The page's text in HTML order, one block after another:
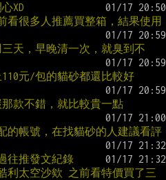
XD
很多人推薦買整箱，結果使用
天，早晚清一次，就臭到不
元/包的貓砂都還比較好
款不錯，就比較貴一點
的帳號，在找貓砂的人建議看評
往推發文紀錄
利太空沙欸 之前看特價買了三